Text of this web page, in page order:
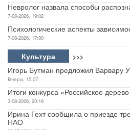
Невролог назвала способы
7-08-2026, 19:02
Психологические аспекты
7-08-2026, 17:00
Культура >>>
Игорь Бутман предложил Варвару
Вчера, 15:07
Итоги конкурса «Российское
3-08-2026, 20:16
Ирина Гехт сообщила о приезде
НАО